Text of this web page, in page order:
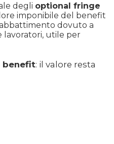
degli optional fringe
imponibile del benefit
dovuto a
lavoratori, utile per
benefit: il valore resta